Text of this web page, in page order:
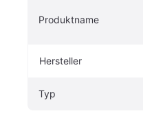
Produktname
Hersteller
Typ